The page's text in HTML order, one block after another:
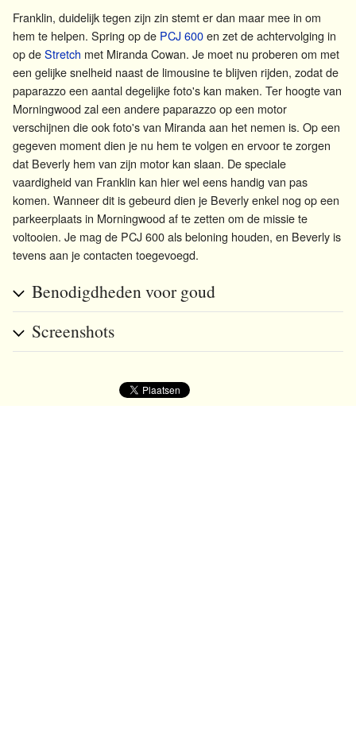
Franklin, duidelijk tegen zijn zin stemt er dan maar mee in om
hem te helpen. Spring op de PCJ 600en zet de achtervolging in
op deStretch met Miranda Cowan. Je moet nu proberen om met
een gelijke snelheid naast de limousine te blijven rijden, zodat de
paparazzo een aantal degelijke foto's kan maken. Ter hoogte van
Morningwood zal een andere paparazzo op een motor
verschijnen die ook foto's van Miranda aan het nemen is. Op een
gegeven moment dien je nu hem te volgen en ervoor te zorgen
dat Beverly hem van zijn motor kan slaan. De speciale
vaardigheid van Franklin kan hier wel eens handig van pas
komen. Wanneer dit is gebeurd dien je Beverly enkel nog op een
parkeerplaats in Morningwood af te zetten om de missie te
voltooien. Je mag de PCJ 600 als beloning houden, en Beverly is
tevens aan je contacten toegevoegd.
Benodigdheden voor goud
Screenshots